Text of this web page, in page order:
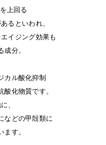
上回る
るといわれ、
イジング効果も
成分。
カル酸化抑制
酸化物質です。
、
などの甲殻類に
ます。